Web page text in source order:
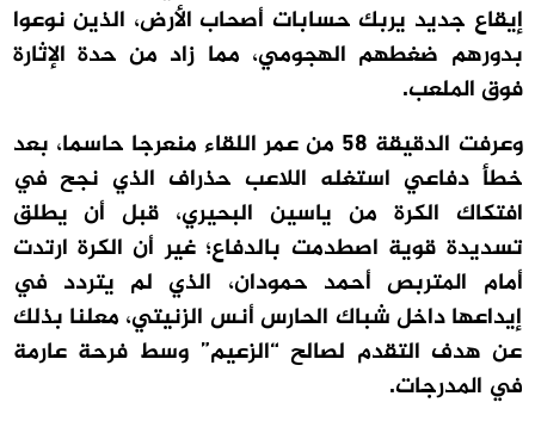
إيقاع جديد يربك حسابات أصحاب الأرض، الذين نوعوا
بدورهم ضغطهم الهجومي، مما زاد من حدة الإثارة
فوق الملعب.
وعرفت الدقيقة 58 من عمر اللقاء منعرجا حاسما، بعد
خطأ دفاعي استغله اللاعب حذراف الذي نجح في
افتكاك الكرة من ياسين البحيري، قبل أن يطلق
تسديدة قوية اصطدمت بالدفاع؛ غير أن الكرة ارتدت
أمام المتربص أحمد حمودان، الذي لم يتردد في
إيداعها داخل شباك الحارس أنس الزنيتي، معلنا بذلك
عن هدف التقدم لصالح “الزعيم” وسط فرحة عارمة
في المدرجات.